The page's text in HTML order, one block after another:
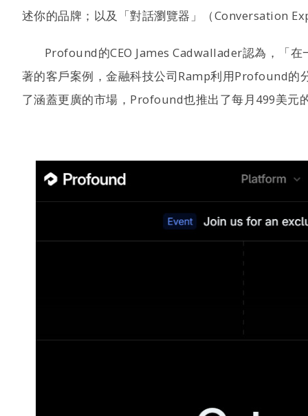
述你的品牌；以及「對話瀏覽器」（Conversation
Profound的CEO James Cadwallader認為，「
著的客戶案例，金融科技公司Ramp利用Profound的
了涵蓋更廣的市場，Profound也推出了每月499美元